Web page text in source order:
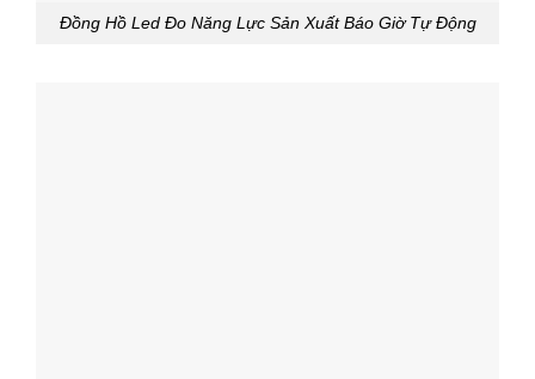
Đồng Hồ Led Đo Năng Lực Sản Xuất Báo Giờ Tự Động